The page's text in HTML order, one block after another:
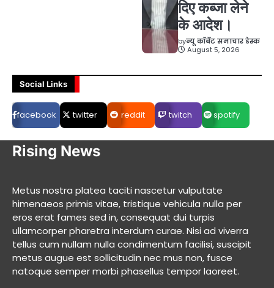
दिए कब्जा लेने
के आदेश।
byन्यू कॉर्बेट समाचार डेस्क
August 5, 2026
Social Links
facebook twitter reddit twitch spotify
Rising News
Metus nostra platea taciti nascetur vulputate
himenaeos primis vitae, tristique vehicula nulla per
eros erat fames sed in, consequat dui turpis
ullamcorper pharetra interdum curae. Nisi ad viverra
tellus cum nullam nulla condimentum facilisi, suscipit
metus augue est sollicitudin nec mus non, fusce
natoque semper morbi phasellus tempor laoreet.